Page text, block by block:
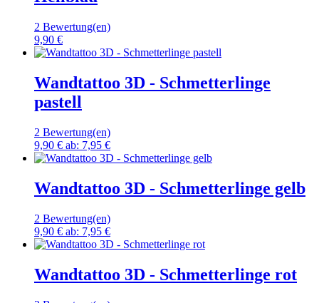
2 Bewertung(en)
9,90 €
Wandtattoo 3D - Schmetterlinge
pastell
2 Bewertung(en)
9,90 € ab: 7,95 €
Wandtattoo 3D - Schmetterlinge gelb
2 Bewertung(en)
9,90 € ab: 7,95 €
Wandtattoo 3D - Schmetterlinge rot